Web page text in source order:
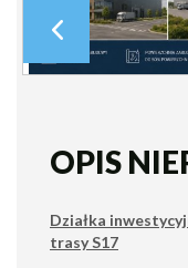
OPIS
Działka
trasy S17